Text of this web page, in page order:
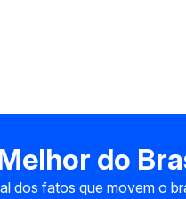
do
dos fatos que movem o